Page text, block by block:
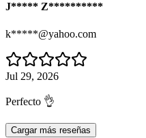
J***** Z**********
k*****@yahoo.com
Jul 29, 2026
Perfecto 👌
Cargar más reseñas